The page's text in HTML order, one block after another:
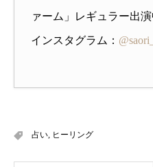
ァーム」レギュラー出演
インスタグラム：
占い, ヒーリング